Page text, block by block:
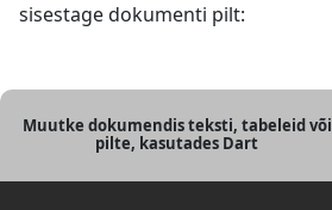
sisestage dokumenti pilt:
Muutke dokumendis teksti, tabeleid või
pilte, kasutades Dart